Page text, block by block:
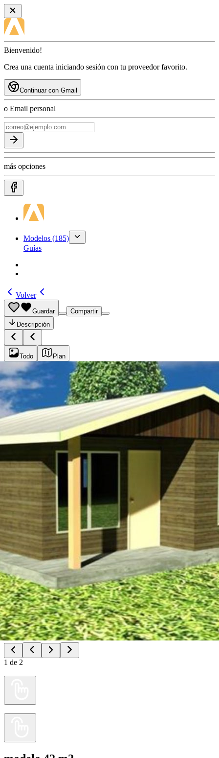
Bienvenido!
Crea una cuenta iniciando sesión con tu proveedor favorito.
Continuar con Gmail
o Email personal
más opciones
Modelos (185)
Guías
Volver
Guardar
Compartir
Descripción
Todo Plan
1 de 2